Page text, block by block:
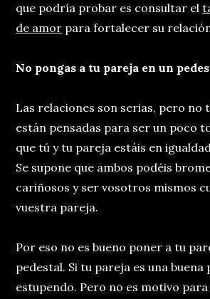
que podría probar es consultar el
de amor para fortalecer su
No pongas a tu pareja en un
Las relaciones son serias, pero no
están pensadas para ser un poco
que tú y tu pareja estáis en
Se supone que ambos podéis
cariñosos y ser vosotros mismos
vuestra pareja.
Por eso no es bueno poner a tu
pedestal. Si tu pareja es una buena
estupendo. Pero no es motivo